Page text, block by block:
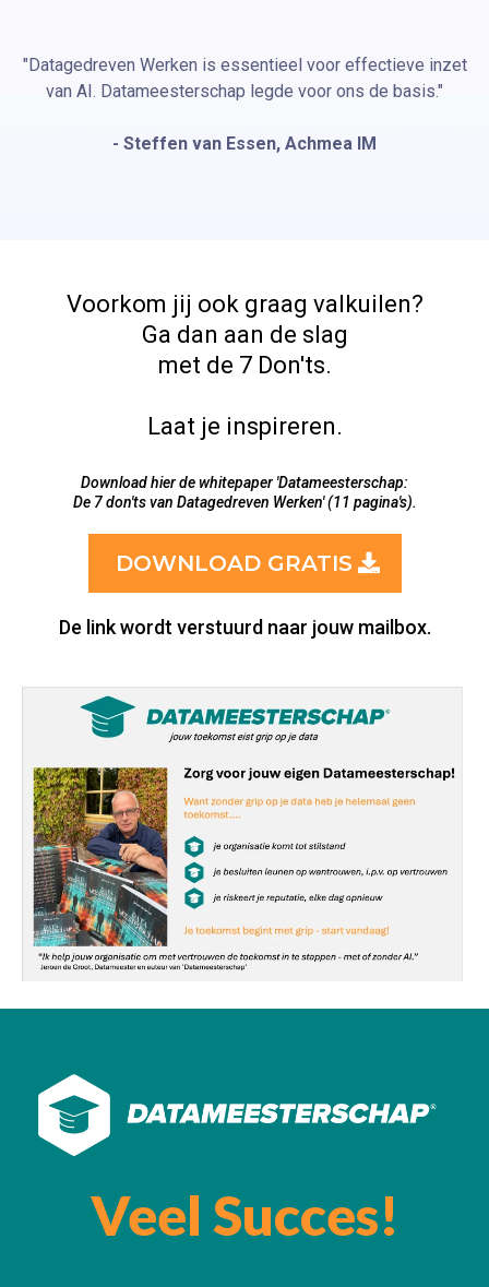
"Datagedreven Werken is essentieel voor effectieve inzet
van AI. Datameesterschap legde voor ons de basis."
- Steffen van Essen, Achmea IM
Voorkom jij ook graag valkuilen?
Ga dan aan de slag
met de 7 Don'ts.
Laat je inspireren.
Download hier de whitepaper 'Datameesterschap:
De 7 don'ts van Datagedreven Werken' (11 pagina's).
DOWNLOAD GRATIS
De link wordt verstuurd naar jouw mailbox.
Veel Succes!